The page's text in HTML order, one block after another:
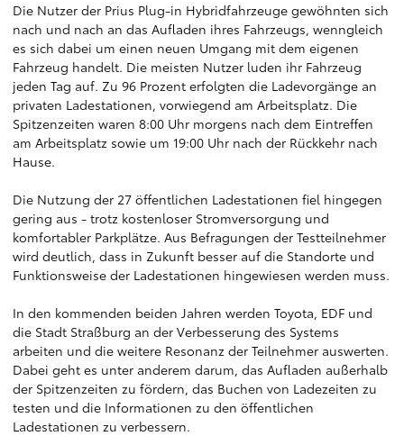
Die Nutzer der Prius Plug-in Hybridfahrzeuge gewöhnten sich
nach und nach an das Aufladen ihres Fahrzeugs, wenngleich
es sich dabei um einen neuen Umgang mit dem eigenen
Fahrzeug handelt. Die meisten Nutzer luden ihr Fahrzeug
jeden Tag auf. Zu 96 Prozent erfolgten die Ladevorgänge an
privaten Ladestationen, vorwiegend am Arbeitsplatz. Die
Spitzenzeiten waren 8:00 Uhr morgens nach dem Eintreffen
am Arbeitsplatz sowie um 19:00 Uhr nach der Rückkehr nach
Hause.
Die Nutzung der 27 öffentlichen Ladestationen fiel hingegen
gering aus - trotz kostenloser Stromversorgung und
komfortabler Parkplätze. Aus Befragungen der Testteilnehmer
wird deutlich, dass in Zukunft besser auf die Standorte und
Funktionsweise der Ladestationen hingewiesen werden muss.
In den kommenden beiden Jahren werden Toyota, EDF und
die Stadt Straßburg an der Verbesserung des Systems
arbeiten und die weitere Resonanz der Teilnehmer auswerten.
Dabei geht es unter anderem darum, das Aufladen außerhalb
der Spitzenzeiten zu fördern, das Buchen von Ladezeiten zu
testen und die Informationen zu den öffentlichen
Ladestationen zu verbessern.